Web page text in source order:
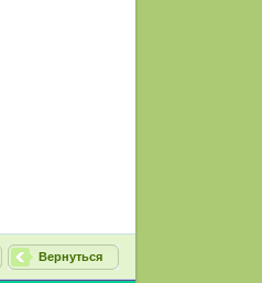
Вернуться